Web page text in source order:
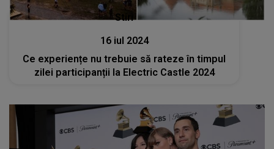
Stiri
16 iul 2024
Ce experiențe nu trebuie să rateze în timpul
zilei participanții la Electric Castle 2024